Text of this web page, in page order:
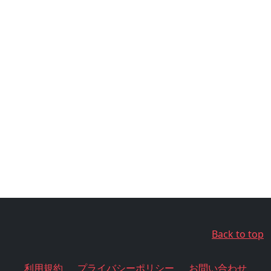
Back to top
利用規約 プライバシーポリシー お問い合わせ